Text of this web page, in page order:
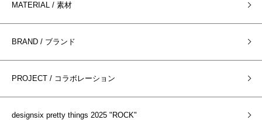
MATERIAL / 素材
BRAND / ブランド
PROJECT / コラボレーション
designsix pretty things 2025 "ROCK"